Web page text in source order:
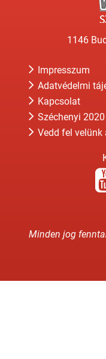
1146
Impresszum
Adatvédelmi
Kapcsolat
Széchenyi 2020
Vedd fel
Minden jog